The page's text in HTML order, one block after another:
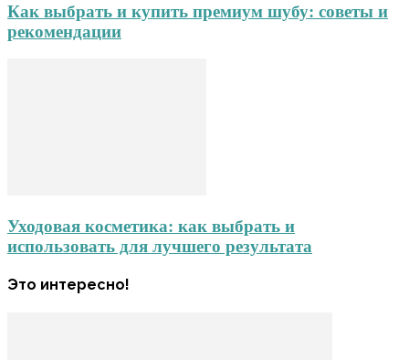
Как выбрать и купить премиум шубу: советы и
рекомендации
Уходовая косметика: как выбрать и
использовать для лучшего результата
Это интересно!